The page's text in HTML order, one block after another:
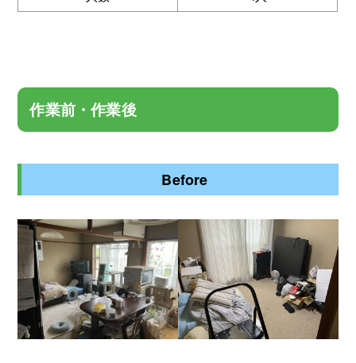
作業前・作業後
Before